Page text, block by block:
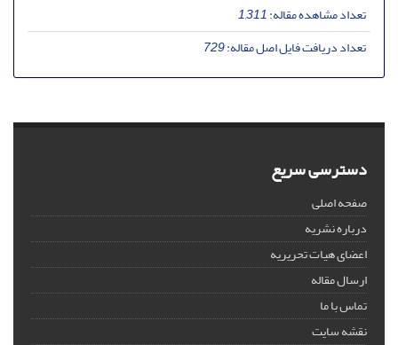
تعداد مشاهده مقاله:1,311
تعداد دریافت فایل اصل مقاله:729
دسترسی سریع
صفحه اصلی
درباره نشریه
اعضای هیات تحریریه
ارسال مقاله
تماس با ما
نقشه سایت